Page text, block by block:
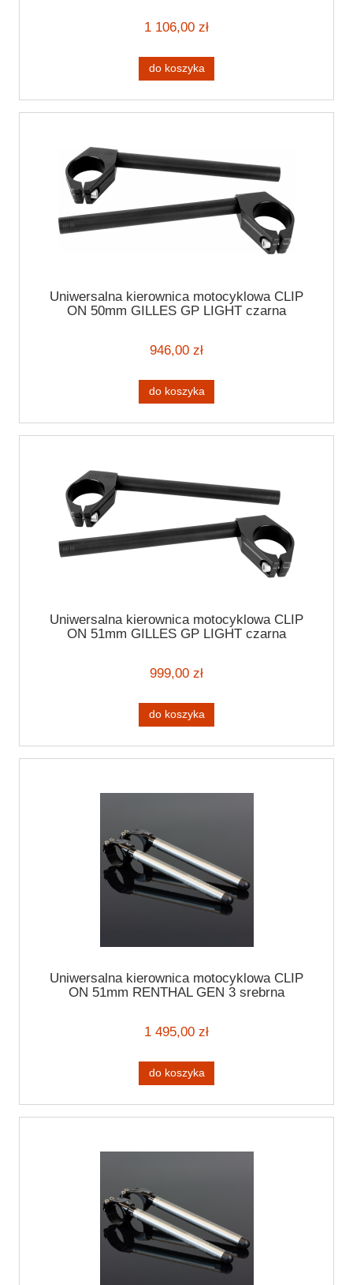
1 106,00 zł
do koszyka
Uniwersalna kierownica motocyklowa CLIP
ON 50mm GILLES GP LIGHT czarna
946,00 zł
do koszyka
Uniwersalna kierownica motocyklowa CLIP
ON 51mm GILLES GP LIGHT czarna
999,00 zł
do koszyka
Uniwersalna kierownica motocyklowa CLIP
ON 51mm RENTHAL GEN 3 srebrna
1 495,00 zł
do koszyka